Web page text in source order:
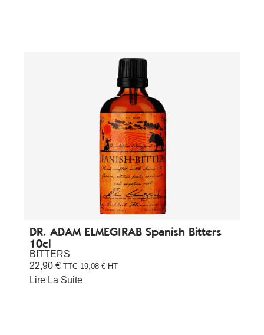
DR. ADAM ELMEGIRAB Spanish Bitters
10cl
BITTERS
22,90 € TTC 19,08 € HT
Lire La Suite